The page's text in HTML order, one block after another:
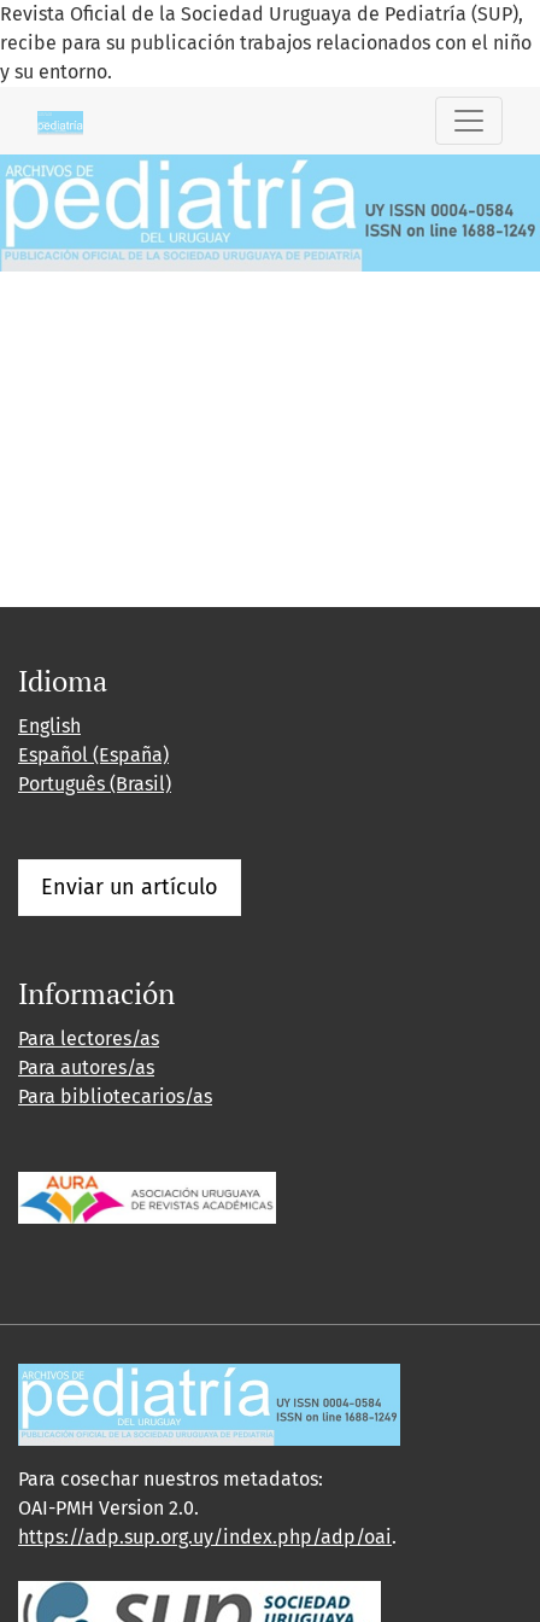
Revista Oficial de la Sociedad Uruguaya de Pediatría (SUP),
recibe para su publicación trabajos relacionados con el niño
y su entorno.
Archivos de Pediatría del Uruguay
Idioma
English
Español (España)
Português (Brasil)
Enviar un artículo
Información
Para lectores/as
Para autores/as
Para bibliotecarios/as
Para cosechar nuestros metadatos:
OAI-PMH Version 2.0.
https://adp.sup.org.uy/index.php/adp/oai.